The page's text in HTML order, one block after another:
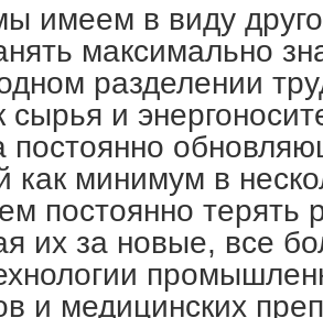
имеем в виду
максимально
разделении
сырья и
постоянно
как минимум в
постоянно терять
их за новые, все
и медицинских